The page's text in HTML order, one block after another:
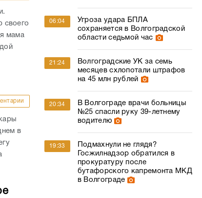
своего
мама
в
06:04
Угроза удара БПЛА
сохраняется в Волгоградской
области седьмой час
21:24
Волгоградские УК за семь
месяцев схлопотали штрафов
на 45 млн рублей
20:34
В Волгограде врачи больницы
№25 спасли руку 39-летнему
водителю
19:33
Подмахнули не глядя?
Госжилнадзор обратился в
прокуратуру после
бутафорского капремонта МКД
в Волгограде